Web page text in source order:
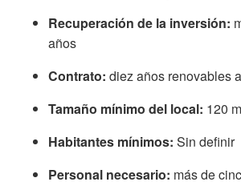
Recuperación de la inversión:
años
Contrato: diez años renovables
Tamaño mínimo del local: 120
Habitantes mínimos: Sin definir
Personal necesario: másde